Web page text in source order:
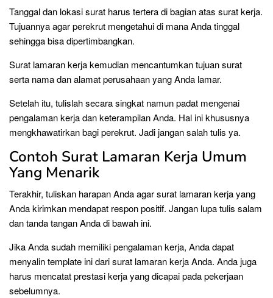
Tanggal dan lokasi surat harus tertera di bagian atas surat kerja.
Tujuannya agar perekrut mengetahui di mana Anda tinggal
sehingga bisa dipertimbangkan.
Surat lamaran kerja kemudian mencantumkan tujuan surat
serta nama dan alamat perusahaan yang Anda lamar.
Setelah itu, tulislah secara singkat namun padat mengenai
pengalaman kerja dan keterampilan Anda. Hal ini khususnya
mengkhawatirkan bagi perekrut. Jadi jangan salah tulis ya.
Contoh Surat Lamaran Kerja Umum
Yang Menarik
Terakhir, tuliskan harapan Anda agar surat lamaran kerja yang
Anda kirimkan mendapat respon positif. Jangan lupa tulis salam
dan tanda tangan Anda di bawah ini.
Jika Anda sudah memiliki pengalaman kerja, Anda dapat
menyalin template ini dari surat lamaran kerja Anda. Anda juga
harus mencatat prestasi kerja yang dicapai pada pekerjaan
sebelumnya.